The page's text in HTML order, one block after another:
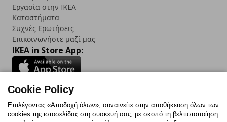
Εργασία στην IKEA
Καταστήματα
Συχνές Ερωτήσεις
Επικοινωνήστε μαζί μας
IKEA in Store App:
Follow us:
Cookie Policy
Επιλέγοντας «Αποδοχή όλων», συναινείτε στην αποθήκευση όλων των
cookies της ιστοσελίδας στη συσκευή σας, με σκοπό τη βελτιστοποίηση